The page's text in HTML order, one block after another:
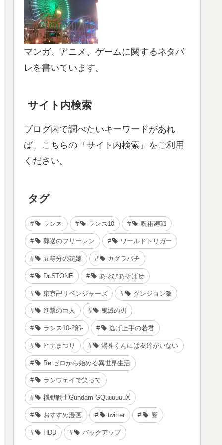
マンガ、アニメ、ゲームに関するネタバ
レを書いています。
サイト内検索
ブログ内で調べたいキーワードがあれ
ば、こちらの『サイト内検索』をご利用
ください。
タグ
ランス ランス10 呪術廻戦
葬送のフリーレン ワールドトリガー
五等分の花嫁 カグラバチ
Dr.STONE あそびあそばせ
東京卍リベンジャーズ ダンジョン飯
進撃の巨人 鬼滅の刃
ランス10-2部- 逃げ上手の若君
ヒナまつり 湯神くんには友達がいない
Re:ゼロから始める異世界生活
ランウェイで笑って
機動戦士Gundam GQuuuuuuX
おすすめ漫画 twitter 響
HDD バックアップ